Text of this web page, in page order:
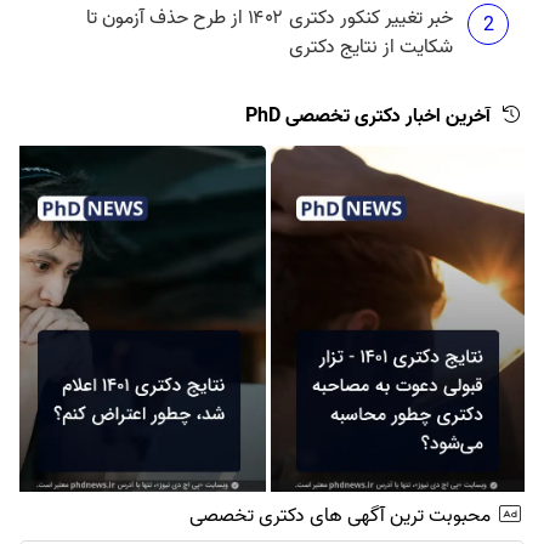
2
خبر تغییر کنکور دکتری ۱۴۰۲ از طرح حذف آزمون تا
شکایت از نتایج دکتری
آخرین اخبار دکتری تخصصی PhD
محبوبت ترین آگهی های دکتری تخصصی